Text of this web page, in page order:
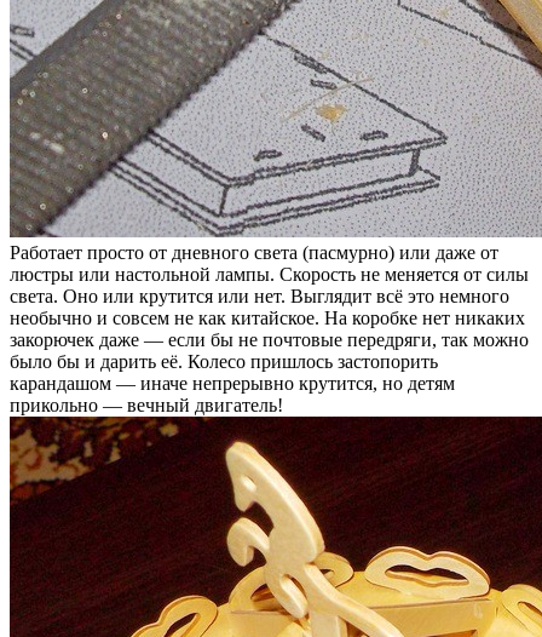
Работает просто от дневного света (пасмурно) или даже от
люстры или настольной лампы. Скорость не меняется от силы
света. Оно или крутится или нет. Выглядит всё это немного
необычно и совсем не как китайское. На коробке нет никаких
закорючек даже — если бы не почтовые передряги, так можно
было бы и дарить её. Колесо пришлось застопорить
карандашом — иначе непрерывно крутится, но детям
прикольно — вечный двигатель!